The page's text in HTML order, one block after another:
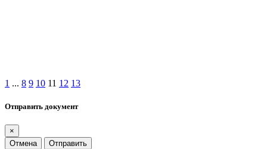
1 ... 8 9 10 11 12 13
Отправить документ
×
Отмена
Отправить